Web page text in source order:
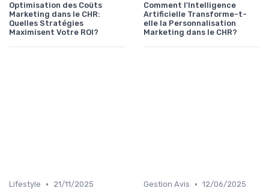
Optimisation des Coûts
Marketing dans le CHR:
Quelles Stratégies
Maximisent Votre ROI?
Comment l'Intelligence
Artificielle Transforme-t-
elle la Personnalisation
Marketing dans le CHR?
Lifestyle •
21/11/2025
Gestion Avis • 12/06/2025